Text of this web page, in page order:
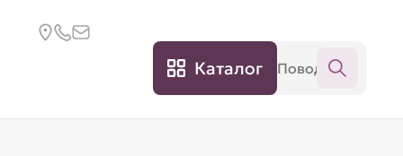
Каталог